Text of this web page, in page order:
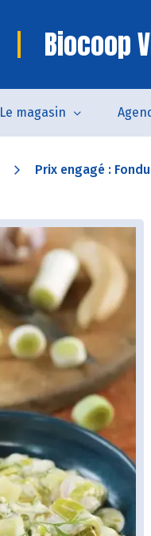
Biocoop
Le magasin
Prix engagé :